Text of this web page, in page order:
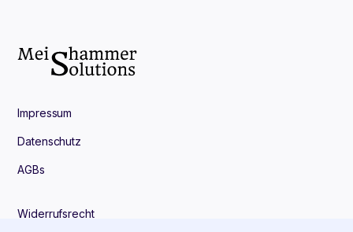
Impressum
Datenschutz
AGBs
Widerrufsrecht